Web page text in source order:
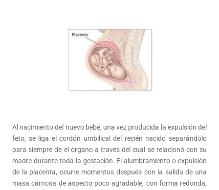
Al nacimiento del nuevo bebé, una vez producida la expulsión del
feto, se liga el cordón umbilical del recién nacido separándolo
para siempre de el órgano a través del cual se relacionó con su
madre durante toda la gestación. El alumbramiento o expulsión
de la placenta, ocurre momentos después con la salida de una
masa carnosa de aspecto poco agradable, con forma redonda,